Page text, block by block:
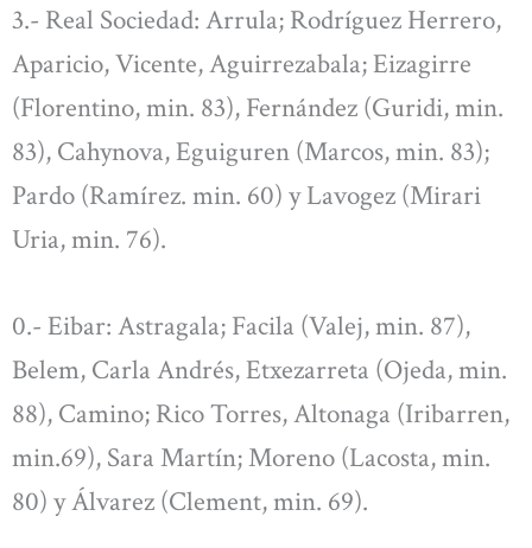
3.- Real Sociedad: Arrula; Rodríguez Herrero,
Aparicio, Vicente, Aguirrezabala; Eizagirre
(Florentino, min. 83), Fernández (Guridi, min.
83), Cahynova, Eguiguren (Marcos, min. 83);
Pardo (Ramírez. min. 60) y Lavogez (Mirari
Uria, min. 76).
0.- Eibar: Astragala; Facila (Valej, min. 87),
Belem, Carla Andrés, Etxezarreta (Ojeda, min.
88), Camino; Rico Torres, Altonaga (Iribarren,
min.69), Sara Martín; Moreno (Lacosta, min.
80) y Álvarez (Clement, min. 69).